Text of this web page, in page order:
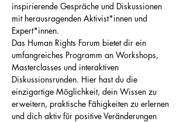
inspirierende Gespräche und Diskussionen
mit herausragenden Aktivist*innen und
Expert*innen.
Das Human Rights Forum bietet dir ein
umfangreiches Programm an Workshops,
Masterclasses und interaktiven
Diskussionsrunden. Hier hast du die
einzigartige Möglichkeit, dein Wissen zu
erweitern, praktische Fähigkeiten zu erlernen
und dich aktiv für positive Veränderungen